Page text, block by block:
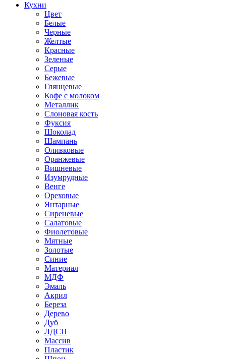
Кухни
Цвет
Белые
Черные
Желтые
Красные
Зеленые
Серые
Бежевые
Глянцевые
Кофе с молоком
Металлик
Слоновая кость
Фуксия
Шоколад
Шампань
Оливковые
Оранжевые
Вишневые
Изумрудные
Венге
Ореховые
Янтарные
Сиреневые
Салатовые
Фиолетовые
Мятные
Золотые
Синие
Материал
МДФ
Эмаль
Акрил
Береза
Дерево
Дуб
ЛДСП
Массив
Пластик